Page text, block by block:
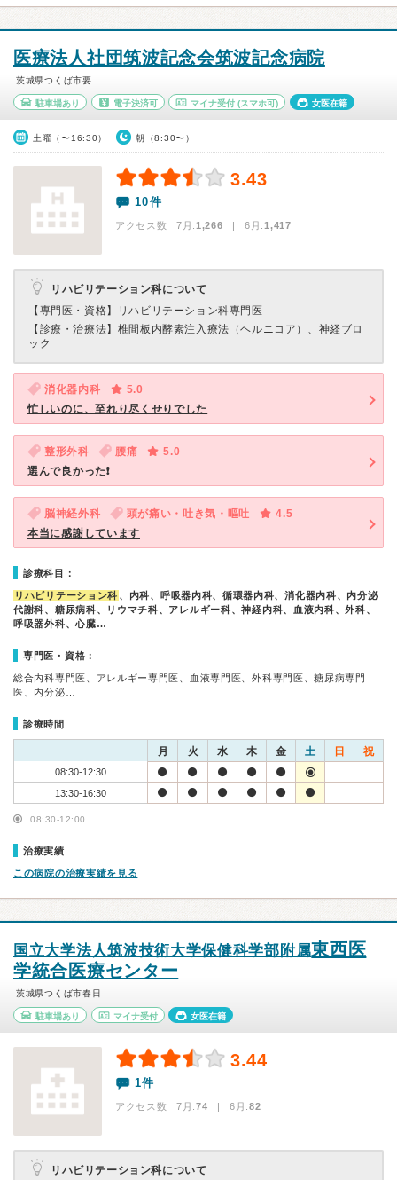
医療法人社団筑波記念会筑波記念病院
茨城県つくば市要
駐車場あり 電子決済可 マイナ受付 (スマホ可) 女医在籍
土曜（〜16:30） 朝（8:30〜）
3.43
10件
アクセス数 7月:1,266 | 6月:1,417
リハビリテーション科について
【専門医・資格】
リハビリテーション科専門医
【診療・治療法】 椎間板内酵素注入療法（ヘルニコア）、神経ブロ
ック
消化器内科
5.0
忙しいのに、至れり尽くせりでした
整形外科 腰痛
5.0
選んで良かった❗️
脳神経外科 頭が痛い・吐き気・嘔吐
4.5
本当に感謝しています
診療科目：
リハビリテーション科 、内科、呼吸器内科、循環器内科、消化器内科、内分泌
代謝科、糖尿病科、リウマチ科、アレルギー科、神経内科、血液内科、外科、
呼吸器外科、心臓…
専門医・資格：
総合内科専門医、アレルギー専門医、血液専門医、外科専門医、糖尿病専門
医、内分泌…
診療時間
月 火 水 木 金 土 日 祝
08:30-12:30
13:30-16:30
08:30-12:00
治療実績
この病院の治療実績を見る
国立大学法人筑波技術大学保健科学部附属東西医
学統合医療センター
茨城県つくば市春日
駐車場あり マイナ受付 女医在籍
3.44
1件
アクセス数 7月:74 | 6月:82
リハビリテーション科について